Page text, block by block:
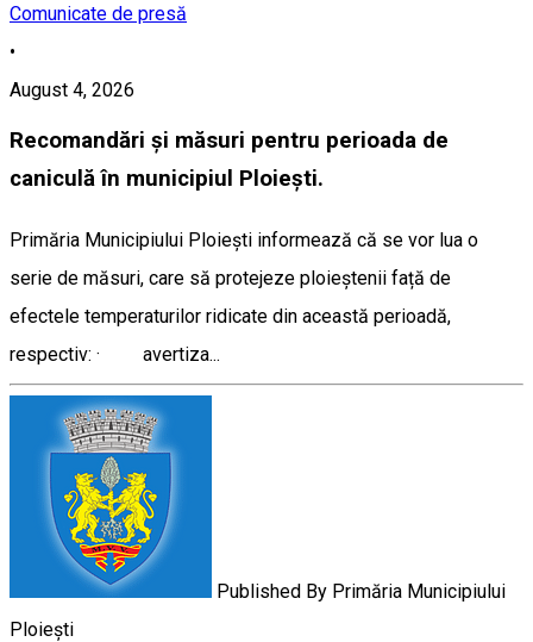
Comunicate de presă
•
August 4, 2026
Recomandări și măsuri pentru perioada de
caniculă în municipiul Ploiești.
Primăria Municipiului Ploiești informează că se vor lua o
serie de măsuri, care să protejeze ploieștenii față de
efectele temperaturilor ridicate din această perioadă,
respectiv: · avertiza...
Published By Primăria Municipiului
Ploiești